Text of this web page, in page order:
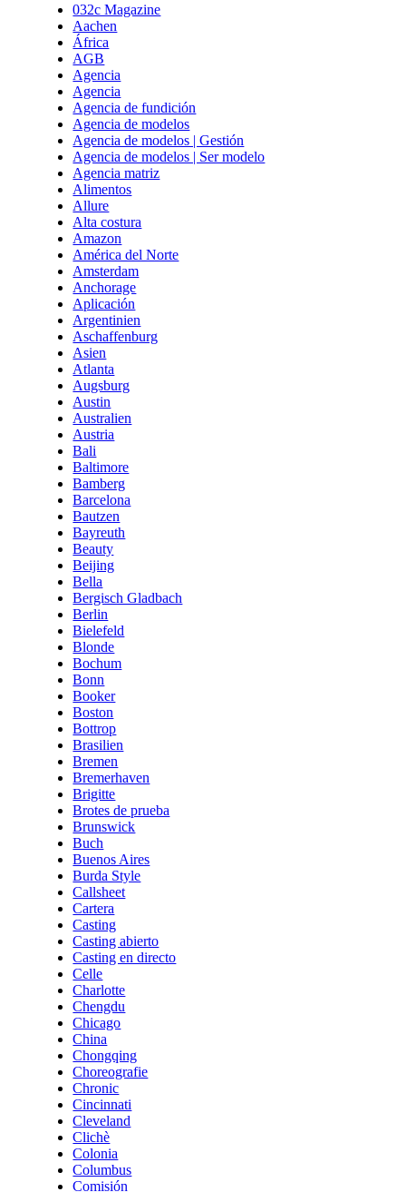
032c Magazine
Aachen
África
AGB
Agencia
Agencia
Agencia de fundición
Agencia de modelos
Agencia de modelos | Gestión
Agencia de modelos | Ser modelo
Agencia matriz
Alimentos
Allure
Alta costura
Amazon
América del Norte
Amsterdam
Anchorage
Aplicación
Argentinien
Aschaffenburg
Asien
Atlanta
Augsburg
Austin
Australien
Austria
Bali
Baltimore
Bamberg
Barcelona
Bautzen
Bayreuth
Beauty
Beijing
Bella
Bergisch Gladbach
Berlin
Bielefeld
Blonde
Bochum
Bonn
Booker
Boston
Bottrop
Brasilien
Bremen
Bremerhaven
Brigitte
Brotes de prueba
Brunswick
Buch
Buenos Aires
Burda Style
Callsheet
Cartera
Casting
Casting abierto
Casting en directo
Celle
Charlotte
Chengdu
Chicago
China
Chongqing
Choreografie
Chronic
Cincinnati
Cleveland
Clichè
Colonia
Columbus
Comisión